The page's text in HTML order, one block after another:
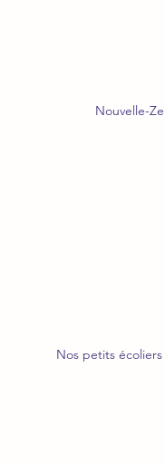
Nouvelle-
Nos petits